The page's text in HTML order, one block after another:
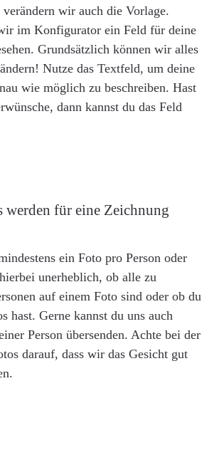
verändern wir auch die Vorlage.
im Konfigurator ein Feld für deine
Grundsätzlich können wir alles
Nutze das Textfeld, um deine
wie möglich zu beschreiben. Hast
dann kannst du das Feld
werden für eine Zeichnung
ein Foto pro Person oder
unerheblich, ob alle zu
auf einem Foto sind oder ob du
hast. Gerne kannst du uns auch
Person übersenden. Achte bei der
darauf, dass wir das Gesicht gut